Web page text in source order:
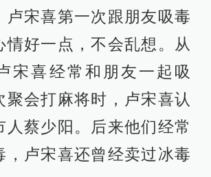
卢宋喜第一次跟朋友吸毒
情好一点，不会乱想。从
宋喜经常和朋友一起吸
聚会打麻将时，卢宋喜认
人蔡少阳。后来他们经常
，卢宋喜还曾经卖过冰毒